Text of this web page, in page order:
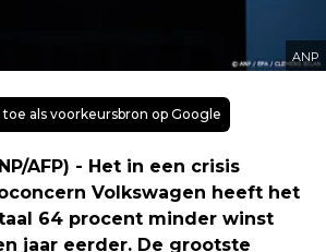
ANP
als voorkeursbron op Google
AFP) - Het in een crisis
Volkswagen heeft het
64 procent minder winst
jaar eerder. De grootste